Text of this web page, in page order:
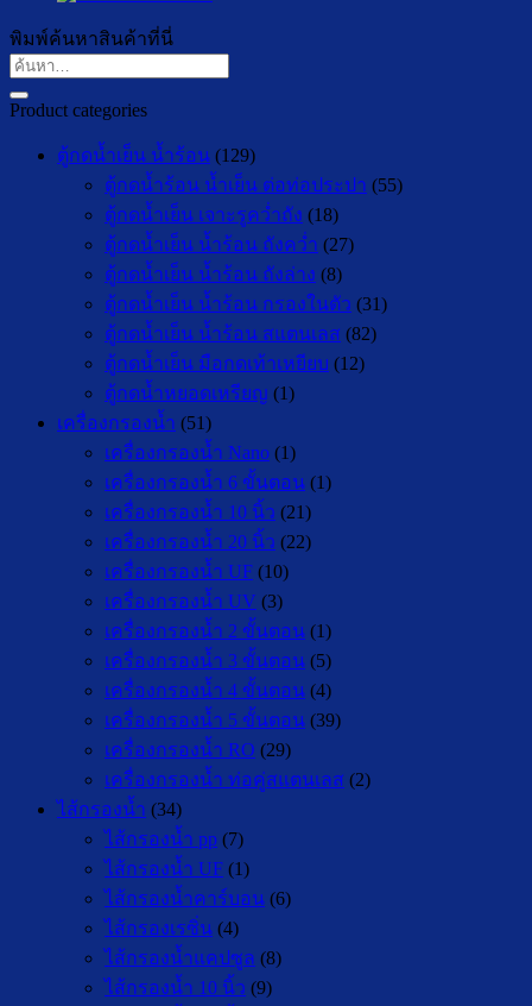
พิมพ์ค้นหาสินค้าที่นี่
ค้นหา:
Product categories
ตู้กดน้ำเย็น น้ำร้อน (129)
ตู้กดน้ำร้อน น้ำเย็น ต่อท่อประปา (55)
ตู้กดน้ำเย็น เจาะรูคว่ำถัง (18)
ตู้กดน้ำเย็น น้ำร้อน ถังคว่ำ (27)
ตู้กดน้ำเย็น น้ำร้อน ถังล่าง (8)
ตู้กดน้ำเย็น น้ำร้อน กรองในตัว (31)
ตู้กดน้ำเย็น น้ำร้อน สแตนเลส (82)
ตู้กดน้ำเย็น มือกดเท้าเหยียบ (12)
ตู้กดน้ำหยอดเหรียญ (1)
เครื่องกรองน้ำ (51)
เครื่องกรองน้ำ Nano (1)
เครื่องกรองน้ำ 6 ขั้นตอน (1)
เครื่องกรองน้ำ 10 นิ้ว (21)
เครื่องกรองน้ำ 20 นิ้ว (22)
เครื่องกรองน้ำ UF (10)
เครื่องกรองน้ำ UV (3)
เครื่องกรองน้ำ 2 ขั้นตอน (1)
เครื่องกรองน้ำ 3 ขั้นตอน (5)
เครื่องกรองน้ำ 4 ขั้นตอน (4)
เครื่องกรองน้ำ 5 ขั้นตอน (39)
เครื่องกรองน้ำ RO (29)
เครื่องกรองน้ำ ท่อคู่สแตนเลส (2)
ไส้กรองน้ำ (34)
ไส้กรองน้ำ pp (7)
ไส้กรองน้ำ UF (1)
ไส้กรองน้ำคาร์บอน (6)
ไส้กรองเรซิ่น (4)
ไส้กรองน้ำแคปซูล (8)
ไส้กรองน้ำ 10 นิ้ว (9)